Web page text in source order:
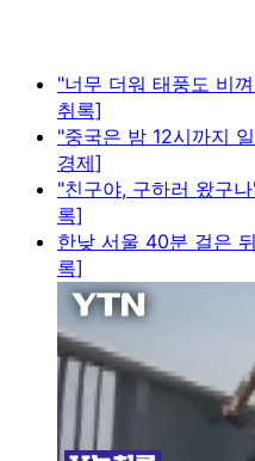
"너무 더워 태풍도 비
취록]
"중국은 밤 12시까지
경제]
"친구야, 구하러 왔구
록]
한낮 서울 40분 걸은
록]